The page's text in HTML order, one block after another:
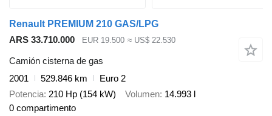
Renault PREMIUM 210 GAS/LPG
ARS 33.710.000
EUR 19.500 ≈ US$ 22.530
Camión cisterna de gas
2001
529.846 km
Euro 2
Potencia 210 Hp (154 kW) Volumen 14.993 l
0 compartimento